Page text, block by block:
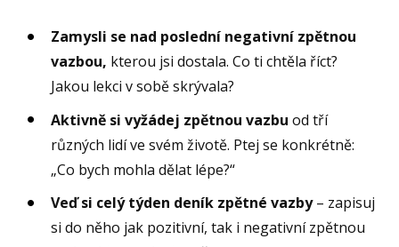
Zamysli se nad poslední negativní zpětnou
vazbou, kterou jsi dostala. Co ti chtěla říct?
Jakou lekci v sobě skrývala?
Aktivně si vyžádej zpětnou vazbu od tří
různých lidí ve svém životě. Ptej se konkrétně:
„Co bych mohla dělat lépe?“
Veď si celý týden deník zpětné vazby– zapisuj
si do něho jak pozitivní, tak i negativní zpětnou